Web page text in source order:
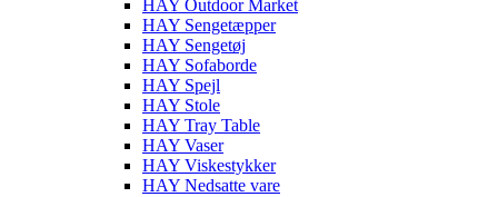
HAY Outdoor Market
HAY Sengetæpper
HAY Sengetøj
HAY Sofaborde
HAY Spejl
HAY Stole
HAY Tray Table
HAY Vaser
HAY Viskestykker
HAY Nedsatte vare